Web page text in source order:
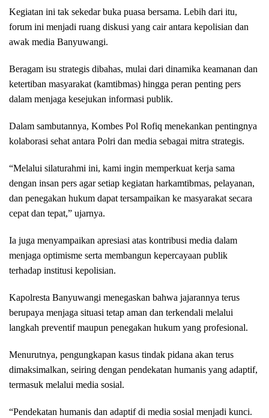
Kegiatan ini tak sekedar buka puasa bersama. Lebih dari itu,
forum ini menjadi ruang diskusi yang cair antara kepolisian dan
awak media Banyuwangi.
Beragam isu strategis dibahas, mulai dari dinamika keamanan dan
ketertiban masyarakat (kamtibmas) hingga peran penting pers
dalam menjaga kesejukan informasi publik.
Dalam sambutannya, Kombes Pol Rofiq menekankan pentingnya
kolaborasi sehat antara Polri dan media sebagai mitra strategis.
“Melalui silaturahmi ini, kami ingin memperkuat kerja sama
dengan insan pers agar setiap kegiatan harkamtibmas, pelayanan,
dan penegakan hukum dapat tersampaikan ke masyarakat secara
cepat dan tepat,” ujarnya.
Ia juga menyampaikan apresiasi atas kontribusi media dalam
menjaga optimisme serta membangun kepercayaan publik
terhadap institusi kepolisian.
Kapolresta Banyuwangi menegaskan bahwa jajarannya terus
berupaya menjaga situasi tetap aman dan terkendali melalui
langkah preventif maupun penegakan hukum yang profesional.
Menurutnya, pengungkapan kasus tindak pidana akan terus
dimaksimalkan, seiring dengan pendekatan humanis yang adaptif,
termasuk melalui media sosial.
“Pendekatan humanis dan adaptif di media sosial menjadi kunci.